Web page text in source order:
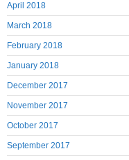
April 2018
March 2018
February 2018
January 2018
December 2017
November 2017
October 2017
September 2017